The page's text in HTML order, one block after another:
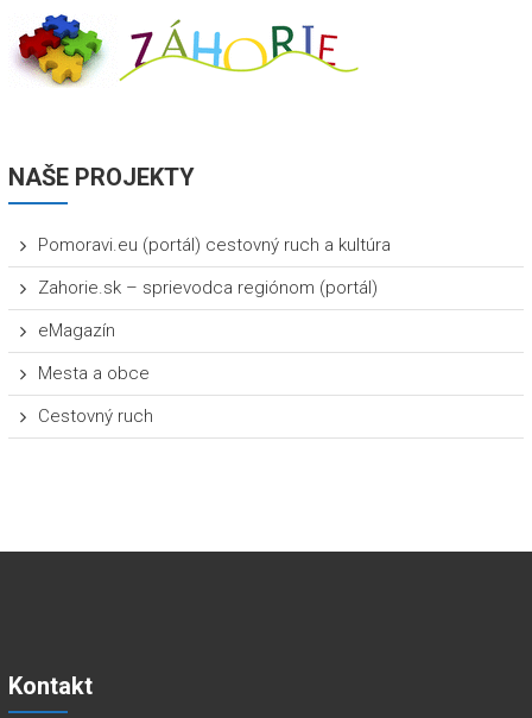
NAŠE PROJEKTY
Pomoravi.eu (portál) cestovný ruch a kultúra
Zahorie.sk – sprievodca regiónom (portál)
eMagazín
Mesta a obce
Cestovný ruch
Kontakt